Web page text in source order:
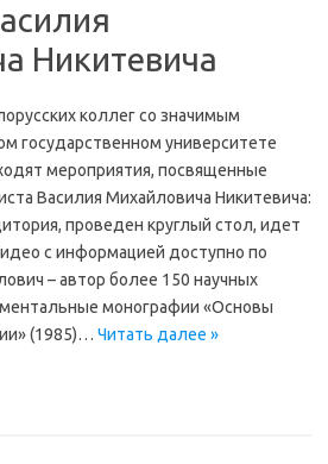
Никитевича
коллег со значимым
государственном университете
мероприятия, посвященные
Василия Михайловича Никитевича:
проведен круглый стол, идет
с информацией доступно по
– автор более 150 научных
монографии «Основы
(1985)… Читать далее »